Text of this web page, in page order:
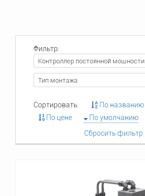
Фильтр:
Контроллер постоянной мощности
Тип монтажа
Сортировать:
По названию
По цене
По умолчанию
Сбросить фильтр